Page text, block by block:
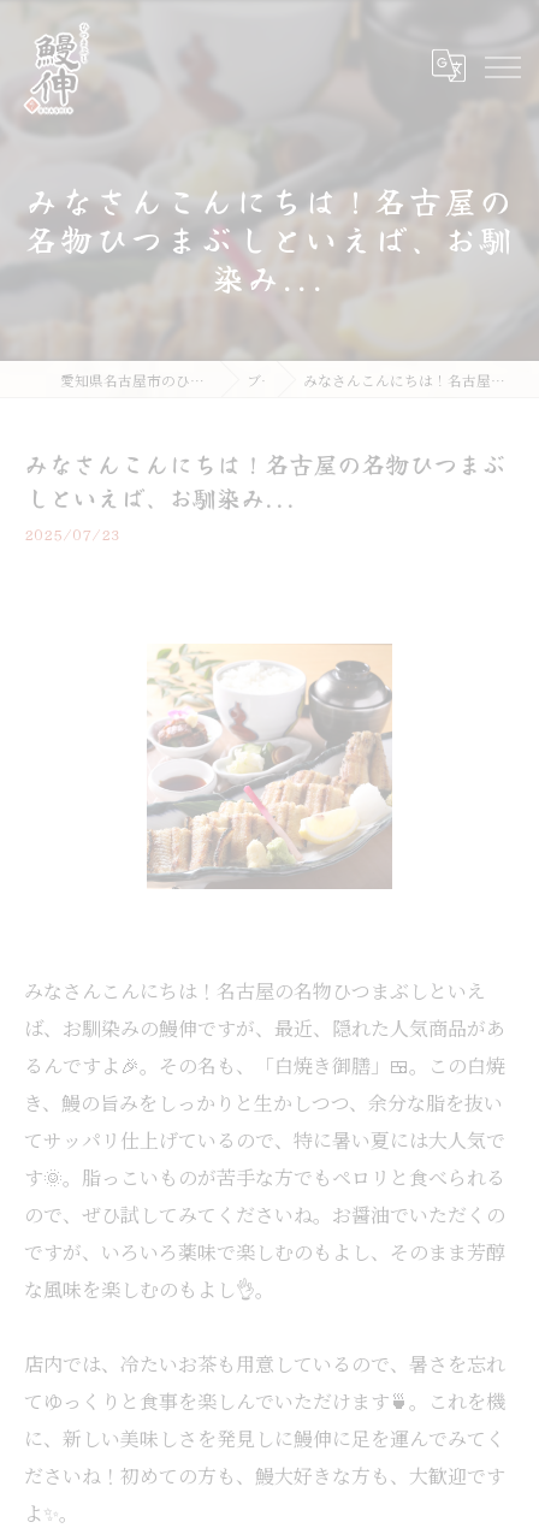
みなさんこんにちは！名古屋の
名物ひつまぶしといえば、お馴
染み...
愛知県名古屋市のひつまぶしならひつまぶし鰻伸 ブログ みなさんこんにちは！名古屋の名物ひつまぶしといえば、お馴染み...
みなさんこんにちは！名古屋の名物ひつまぶ
しといえば、お馴染み...
2025/07/23
みなさんこんにちは！名古屋の名物ひつまぶしといえ
ば、お馴染みの鰻伸ですが、最近、隠れた人気商品があ
るんですよ🎉。その名も、「白焼き御膳」🍱。この白焼
き、鰻の旨みをしっかりと生かしつつ、余分な脂を抜い
てサッパリ仕上げているので、特に暑い夏には大人気で
す🌞。脂っこいものが苦手な方でもペロリと食べられる
ので、ぜひ試してみてくださいね。お醤油でいただくの
ですが、いろいろ薬味で楽しむのもよし、そのまま芳醇
な風味を楽しむのもよし👌。
店内では、冷たいお茶も用意しているので、暑さを忘れ
てゆっくりと食事を楽しんでいただけます🍵。これを機
に、新しい美味しさを発見しに鰻伸に足を運んでみてく
ださいね！初めての方も、鰻大好きな方も、大歓迎です
よ✨。